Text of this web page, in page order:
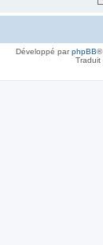
Développé parphpBB®
Traduit